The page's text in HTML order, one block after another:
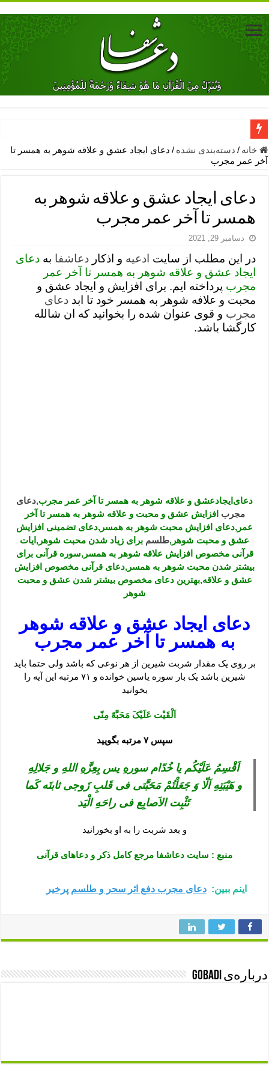
دعای جلب محبت فوری معشوق – دعای جلب محبت شوهر
دعای مشکل گشا برای رفع فقر – ذکرهای روزی‌ بخش
معجزات دعای یا من اظهر الجمیل – دعای یا من اظهر الجمیل برای
مهم ترین اذکار الهی و فضیلت آن ها – ذکر مخصوص مستجاب الدعوه
دعا برای ترس بچه ها در خواب – دعای ترس و بی خوابی کودکان
دعای رفع فقر و طلب رزق و روزی – آیه‌ جلب ثروت و برکت مال
لا حول ولا قوة الا بالله برای چشم زخم – دعای چشم زخم ماشاالله
دعای قوی رفع ترس – دعای مجرب برای آرامش قلب و رفع اضطراب
دعا برای پولدار شدن در یک روز – دعای ثروت حضرت سلیمان
خانه / دسته‌بندی نشده / دعای ایجاد عشق و علاقه شوهر به همسر تا
آخر عمر مجرب
دعای ایجاد عشق و علاقه شوهر به
همسر تا آخر عمر مجرب
دسامبر 29, 2021
در این مطلب از سایت ادعیه و اذکاردعاشفا بهدعای
ایجاد عشق و علاقه شوهر به همسر تا آخر عمر
مجرب پرداخته ایم. برای افزایش و ایجاد عشق و
محبت و علافه شوهر به همسر خود تا ابددعای
مجرب و قوی عنوان شده را بخوانید که ان شالله
کارگشا باشد.
دعای‌ایجادعشق و علاقه شوهر به همسر تا آخر عمر مجرب,دعای
مجرب افزایش عشق و محبت و علاقه شوهر به همسر تا آخر
عمر,دعای افزایش محبت شوهر به همسر,دعای تضمینی افزایش
عشق و محبت شوهر,طلسم برای زیاد شدن محبت شوهر,ایات
قرآنی مخصوص افزایش علاقه شوهر به همسر,سوره قرآنی برای
بیشتر شدن محبت شوهر به همسر,دعای قرآنی مخصوص افزایش
عشق و علاقه,بهترین دعای مخصوص بیشتر شدن عشق و محبت
شوهر
دعای ایجاد عشق و علاقه شوهر
به همسر تا آخر عمر مجرب
بر روی یک مقدار شربت شیرین از هر نوعی که باشد ولی حتما باید
شیرین باشد یک بار سوره یاسین خوانده و ۷۱ مرتبه این آیه را
بخوانید
اَلْقَیْت عَلَیْکَ مَحَبَّه‌ً مِنّی
سپس ۷ مرتبه بگویید
اَقْسِمُ عَلَیْکُم یا خُدّام سورهِ یس بِعِزَّه‌ِ اللهِ و جَلالِهِ
و هَیْبَتِهِ اَلّا وَ جَعَلْتُمْ مَحَبَّتی فی قَلبِ زَوجی ثابتَه کَما
تَثْبِت الاَصابِع فی راحَه‌ِ الْیَد
و بعد شربت را به او بخورانید
منبع : سایت دعاشفا مرجع کامل ذکر و دعاهای قرآنی
اینم ببین: دعای مجرب دفع اثر سحر و طلسم پرخیر
درباره‌ی gobadi